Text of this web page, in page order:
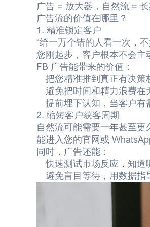
广告 = 放大器，自然流 =
广告流的价值在哪里？
1. 精准锁定客户
“给一万个错的人看一次，
您刚起步，客户根本不会主
FB 广告能带来的价值：
把您精准推到真正有决策
避免把时间和精力浪费在
提前埋下认知，当客户有
2. 缩短客户获客周期
自然流可能需要一年甚至
能进入您的官网或
同时，广告还能：
快速测试市场反应，知道
避免盲目等待，用数据指